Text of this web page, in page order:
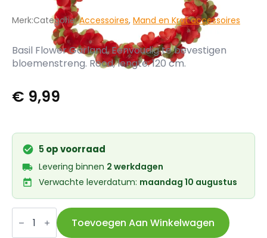
Merk:Categorie:Accessoires, Mand en Krat accessoires
Basil Flower Garland. Eenvoudig te bevestigen
bloemenstreng. Rood, lengte: 120 cm.
€ 9,99
5op voorraad
Levering binnen 2 werkdagen
Verwachte leverdatum: maandag 10 augustus
Basil
bloemslinger
rood
Toevoegen Aan Winkelwagen